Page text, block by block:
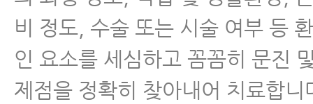
비 정도, 수술 또는 시술 여부 등
인 요소를 세심하고 꼼꼼히 문진
제점을 정확히 찾아내어 치료합니